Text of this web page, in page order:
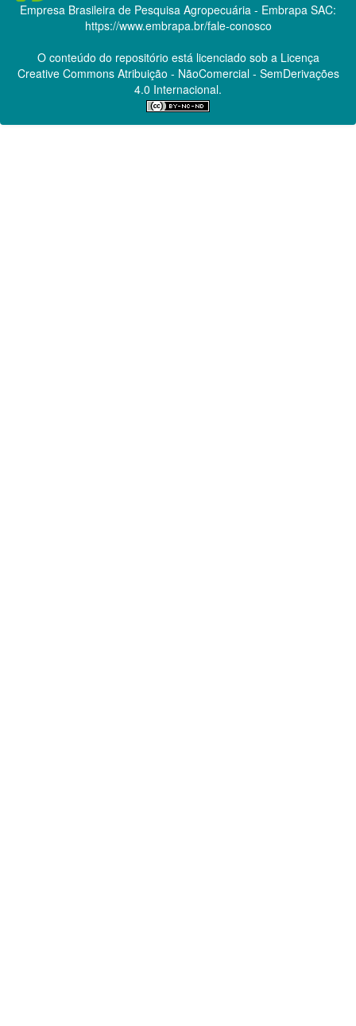
Empresa Brasileira de Pesquisa Agropecuária - Embrapa SAC:
https://www.embrapa.br/fale-conosco
O conteúdo do repositório está licenciado sob a Licença
Creative CommonsAtribuição - NãoComercial - SemDerivações
4.0 Internacional.